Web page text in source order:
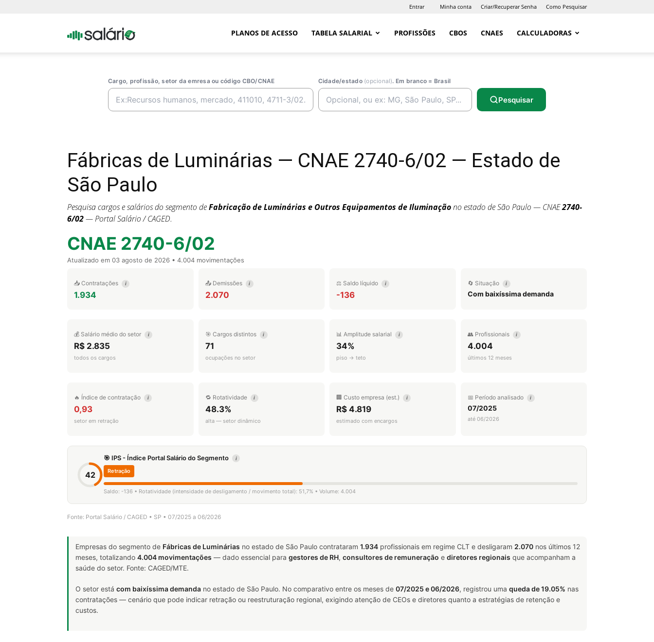
Entrar Minha conta Criar/Recuperar Senha Como Pesquisar
Portal PLANOS DE ACESSO TABELA SALARIAL PROFISSÕES CBOS CNAES CALCULADORAS
Cargo, profissão, setor da emresa ou código CBO/CNAE Cidade/estado (opcional). Em branco = Brasil
Pesquisar
Fábricas de Luminárias — CNAE 2740-6/02 — Estado de
São Paulo
Pesquisa cargos e salários do segmento deFabricação de Luminárias e Outros Equipamentos de Iluminaçãono estado de São Paulo — CNAE2740-
6/02— Portal Salário / CAGED.
CNAE 2740-6/02
Atualizado em 03 agosto de 2026 • 4.004 movimentações
📥 Contratações i
1.934
📤 Demissões i
2.070
⚖️ Saldo líquido i
-136
🔄 Situação i
Com baixíssima demanda
💰 Salário médio do setor i
R$ 2.835
todos os cargos
🎯 Cargos distintos i
71
ocupações no setor
📊 Amplitude salarial i
34%
piso → teto
👥 Profissionais i
4.004
últimos 12 meses
🔥 Índice de contratação i
0,93
setor em retração
🔁 Rotatividade i
48.3%
alta — setor dinâmico
🏢 Custo empresa (est.) i
R$ 4.819
estimado com encargos
📅 Período analisado i
07/2025
até 06/2026
42
🎯 IPS - Índice Portal Salário do Segmento i
Retração
Saldo: -136 • Rotatividade (intensidade de desligamento / movimento total): 51,7% • Volume: 4.004
Fonte: Portal Salário / CAGED • SP • 07/2025 a 06/2026
Empresas do segmento de Fábricas de Luminárias no estado de São Paulo contrataram 1.934 profissionais em regime CLT e desligaram 2.070 nos últimos 12
meses, totalizando 4.004 movimentações — dado essencial para gestores de RH, consultores de remuneração e diretores regionais que acompanham a
saúde do setor. Fonte: CAGED/MTE.
O setor está com baixíssima demanda no estado de São Paulo. No comparativo entre os meses de 07/2025 e 06/2026, registrou uma queda de 19.05% nas
contratações — cenário que pode indicar retração ou reestruturação regional, exigindo atenção de CEOs e diretores quanto a estratégias de retenção e
custos.